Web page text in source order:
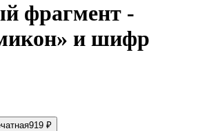
фрагмент -
и шифр
919 ₽